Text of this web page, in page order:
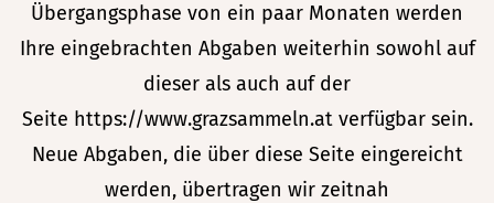
Übergangsphase von ein paar Monaten werden
Ihre eingebrachten Abgaben weiterhin sowohl auf
dieser als auch auf der
Seite https://www.grazsammeln.atverfügbar sein.
Neue Abgaben, die über diese Seite eingereicht
werden, übertragen wir zeitnah